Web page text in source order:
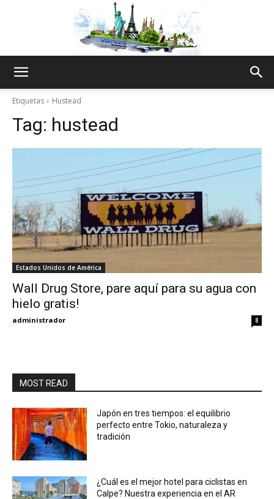
Thru
My
Etiquetas Hustead
Tag: hustead
Estados Unidos de América
Wall Drug Store, pare aquí para su agua con
hielo gratis!
administrador 8
MOST READ
Japón en tres tiempos: el equilibrio
perfecto entre Tokio, naturaleza y
tradición
¿Cuál es el mejor hotel para ciclistas en
Calpe? Nuestra experiencia en el AR